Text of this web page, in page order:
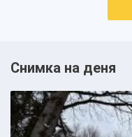
Снимка на деня